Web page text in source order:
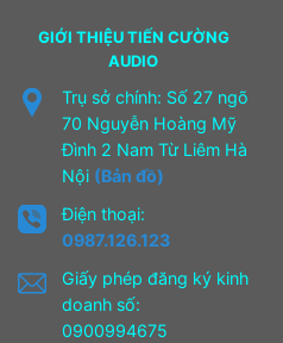
GIỚI THIỆU TIẾN CƯỜNG
AUDIO
Trụ sở chính: Số 27 ngõ
70 Nguyễn Hoàng Mỹ
Đình 2 Nam Từ Liêm Hà
Nội (Bản đồ)
Điện thoại:
0987.126.123
Giấy phép đăng ký kinh
doanh số:
0900994675